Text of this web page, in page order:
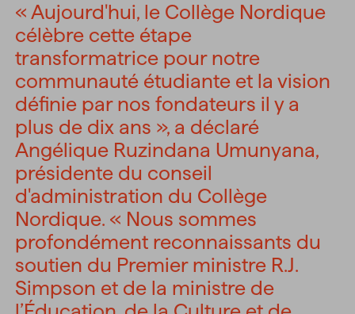
« Aujourd'hui, le Collège Nordique
célèbre cette étape
transformatrice pour notre
communauté étudiante et la vision
définie par nos fondateurs il y a
plus de dix ans », a déclaré
Angélique Ruzindana Umunyana,
présidente du conseil
d'administration du Collège
Nordique. « Nous sommes
profondément reconnaissants du
soutien du Premier ministre R.J.
Simpson et de la ministre de